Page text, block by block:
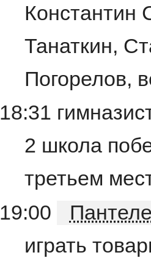
Константин
Танаткин,
Погорелов,
18:31
2 школа
третьем
19:00
играть